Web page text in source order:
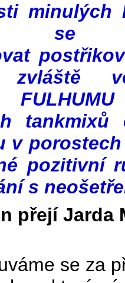
minulých
zvláště
tankmixů
v
pozitivní
s
přejí Jarda
se za